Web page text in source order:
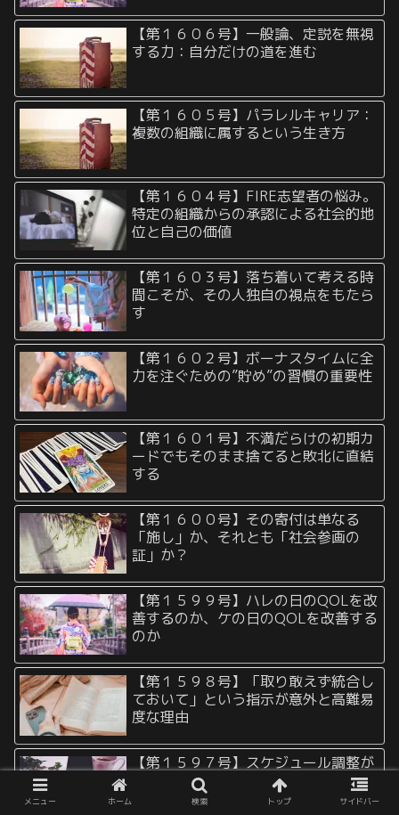
【第１６０６号】一般論、定説を無視
する力：自分だけの道を進む
【第１６０５号】パラレルキャリア：
複数の組織に属するという生き方
【第１６０４号】FIRE志望者の悩み。
特定の組織からの承認による社会的地
位と自己の価値
【第１６０３号】落ち着いて考える時
間こそが、その人独自の視点をもたら
す
【第１６０２号】ボーナスタイムに全
力を注ぐための”貯め”の習慣の重要性
【第１６０１号】不満だらけの初期カ
ードでもそのまま捨てると敗北に直結
する
【第１６００号】その寄付は単なる
「施し」か、それとも「社会参画の
証」か？
【第１５９９号】ハレの日のQOLを改
善するのか、ケの日のQOLを改善する
のか
【第１５９８号】「取り敢えず統合し
ておいて」という指示が意外と高難易
度な理由
【第１５９７号】スケジュール調整が
上手い人、下手な人
メニュー ホーム 検索 トップ サイドバー